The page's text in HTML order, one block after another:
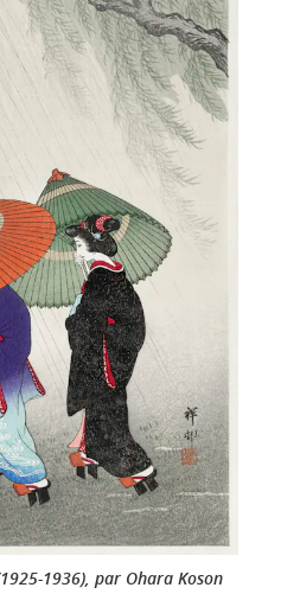
1936), par Ohara Koson